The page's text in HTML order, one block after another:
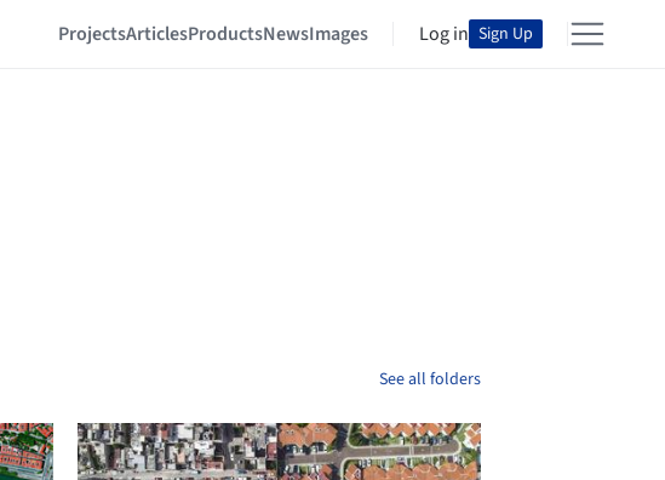
ProjectsArticlesProductsNewsImages Log in Sign Up
See all folders